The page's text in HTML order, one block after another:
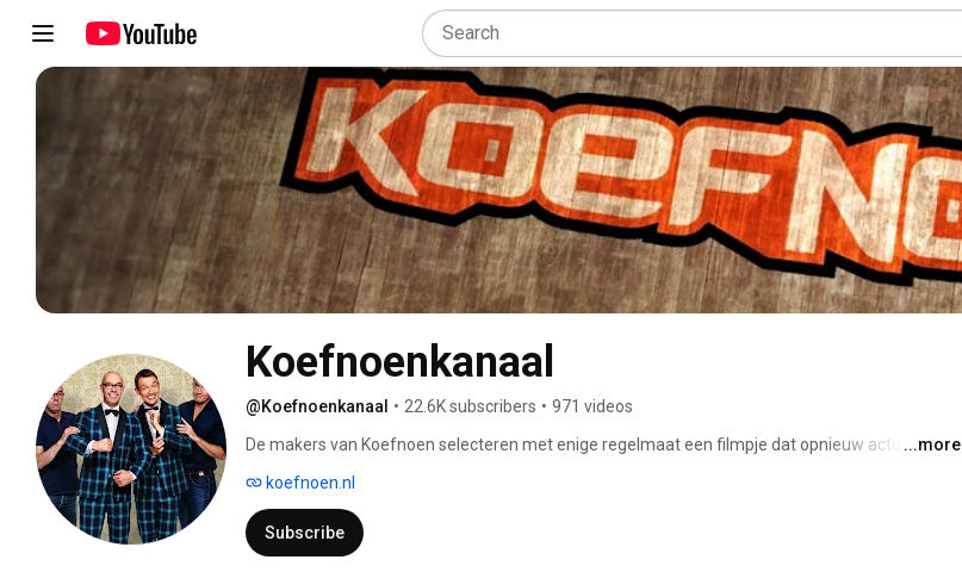
Koefnoenkanaal
@Koefnoenkanaal • 22.6K subscribers • 971 videos
De makers van Koefnoen selecteren met enige regelmaat een filmpje dat opnieuw actueel is of
...more
koefnoen.nl
Subscribe